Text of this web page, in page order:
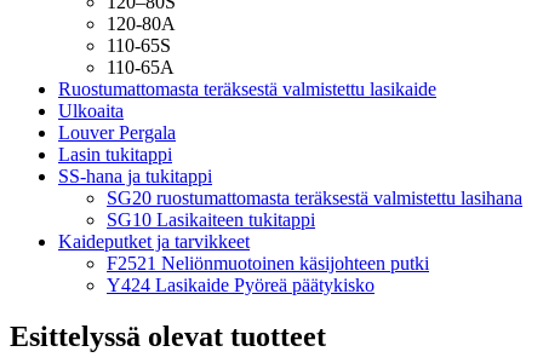
120-80A
110-65S
110-65A
Ruostumattomasta teräksestä valmistettu lasikaide
Ulkoaita
Louver Pergala
Lasin tukitappi
SS-hana ja tukitappi
SG20 ruostumattomasta teräksestä valmistettu lasihana
SG10 Lasikaiteen tukitappi
Kaideputket ja tarvikkeet
F2521 Neliönmuotoinen käsijohteen putki
Y424 Lasikaide Pyöreä päätykisko
Esittelyssä olevat tuotteet